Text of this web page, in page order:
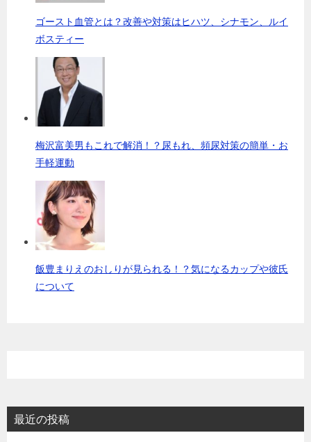
ゴースト血管とは？改善や対策はヒハツ、シナモン、ルイ
ボスティー
梅沢富美男もこれで解消！？尿もれ、頻尿対策の簡単・お
手軽運動
飯豊まりえのおしりが見られる！？気になるカップや彼氏
について
最近の投稿